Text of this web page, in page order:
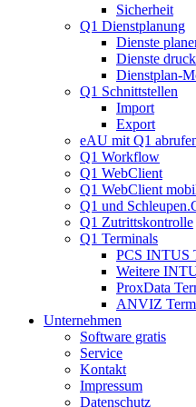
Sicherheit
Q1 Dienstplanung
Dienste
Dienste
Dienstplan-
Q1 Schnittstellen
Import
Export
eAU mit Q1
Q1 Workflow
Q1 WebClient
Q1 WebClient
Q1 und
Q1 Zutrittskontrolle
Q1 Terminals
PCS INTUS
Weitere
ProxData
ANVIZ
Unternehmen
Software gratis
Service
Kontakt
Impressum
Datenschutz